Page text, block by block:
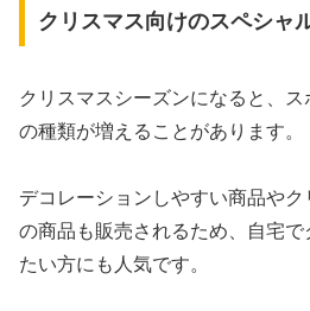
クリスマス向けのスペシャ
クリスマスシーズンになると、
の種類が増えることがあります。
デコレーションしやすい商品や
の商品も販売されるため、自宅で
たい方にも人気です。